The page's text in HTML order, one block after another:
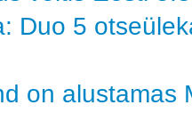
Duo 5
on alustamas